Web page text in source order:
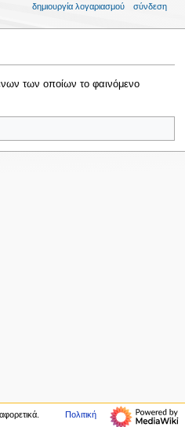
των οποίων το φαινόμενο
δημιουργία λογαριασμού σύνδεση
Πολιτική